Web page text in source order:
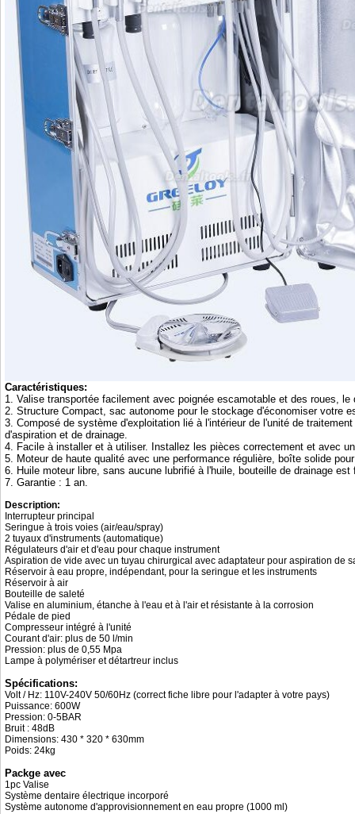
Caractéristiques:
1. Valise transportée facilement avec poignée escamotable et des roues,
2. Structure Compact, sac autonome pour le stockage d'économiser votre
3. Composé de système d'exploitation lié à l'intérieur de l'unité de
d'aspiration et de drainage.
4. Facile à installer et à utiliser. Installez les pièces correctement et avec
5. Moteur de haute qualité avec une performance régulière, boîte solide
6. Huile moteur libre, sans aucune lubrifié à l'huile, bouteille de drainage
7. Garantie : 1 an.
Description:
Interrupteur principal
Seringue à trois voies (air/eau/spray)
2 tuyaux d'instruments (automatique)
Régulateurs d'air et d'eau pour chaque instrument
Aspiration de vide avec un tuyau chirurgical avec adaptateur pour aspiration de
Réservoir à eau propre, indépendant, pour la seringue et les instruments
Réservoir à air
Bouteille de saleté
Valise en aluminium, étanche à l'eau et à l'air et résistante à la corrosion
Pédale de pied
Compresseur intégré à l'unité
Courant d'air: plus de 50 l/min
Pression: plus de 0,55 Mpa
Lampe à polymériser et détartreur inclus
Spécifications:
Volt / Hz: 110V-240V 50/60Hz (correct fiche libre pour l'adapter à votre pays)
Puissance: 600W
Pression: 0-5BAR
Bruit : 48dB
Dimensions: 430 * 320 * 630mm
Poids: 24kg
Packge avec
1pc Valise
Système dentaire électrique incorporé
Système autonome d'approvisionnement en eau propre (1000 ml)